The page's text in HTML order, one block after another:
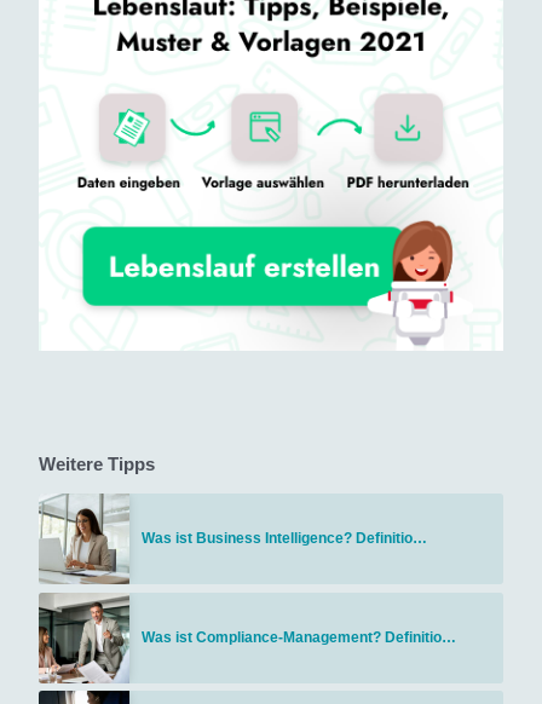
Weitere Tipps
Was ist Business Intelligence? Definitio…
Was ist Compliance-Management? Definitio…